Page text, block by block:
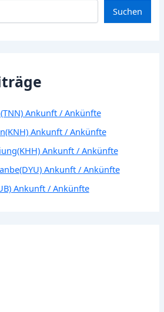
Suchen
Ankunft / Ankünfte
Ankunft / Ankünfte
Ankunft / Ankünfte
Ankunft / Ankünfte
Ankunft / Ankünfte